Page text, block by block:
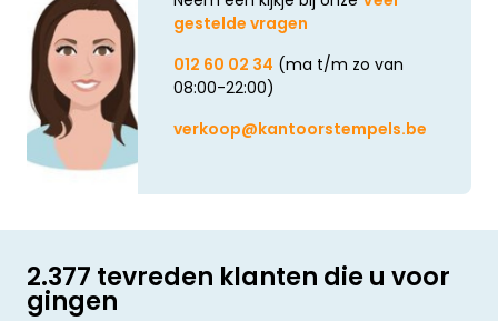
gestelde vragen
012 60 02 34 (ma t/m zo van
08:00-22:00)
verkoop@kantoorstempels.be
2.377 tevreden klanten die u voor
gingen